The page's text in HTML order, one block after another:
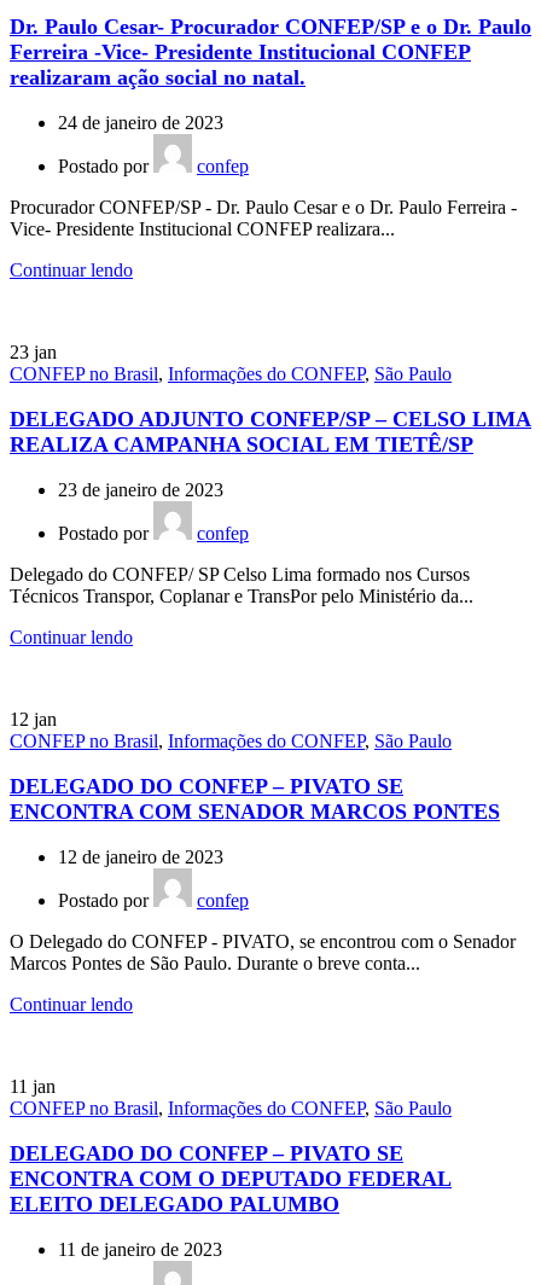
Dr. Paulo Cesar- Procurador CONFEP/SP e o Dr. Paulo
Ferreira -Vice- Presidente Institucional CONFEP
realizaram ação social no natal.
24 de janeiro de 2023
Postado por
confep
Procurador CONFEP/SP - Dr. Paulo Cesar e o Dr. Paulo Ferreira -
Vice- Presidente Institucional CONFEP realizara...
Continuar lendo
23 jan
CONFEP no Brasil, Informações do CONFEP, São Paulo
DELEGADO ADJUNTO CONFEP/SP – CELSO LIMA
REALIZA CAMPANHA SOCIAL EM TIETÊ/SP
23 de janeiro de 2023
Postado por
confep
Delegado do CONFEP/ SP Celso Lima formado nos Cursos
Técnicos Transpor, Coplanar e TransPor pelo Ministério da...
Continuar lendo
12 jan
CONFEP no Brasil, Informações do CONFEP, São Paulo
DELEGADO DO CONFEP – PIVATO SE
ENCONTRA COM SENADOR MARCOS PONTES
12 de janeiro de 2023
Postado por
confep
O Delegado do CONFEP - PIVATO, se encontrou com o Senador
Marcos Pontes de São Paulo. Durante o breve conta...
Continuar lendo
11 jan
CONFEP no Brasil, Informações do CONFEP, São Paulo
DELEGADO DO CONFEP – PIVATO SE
ENCONTRA COM O DEPUTADO FEDERAL
ELEITO DELEGADO PALUMBO
11 de janeiro de 2023